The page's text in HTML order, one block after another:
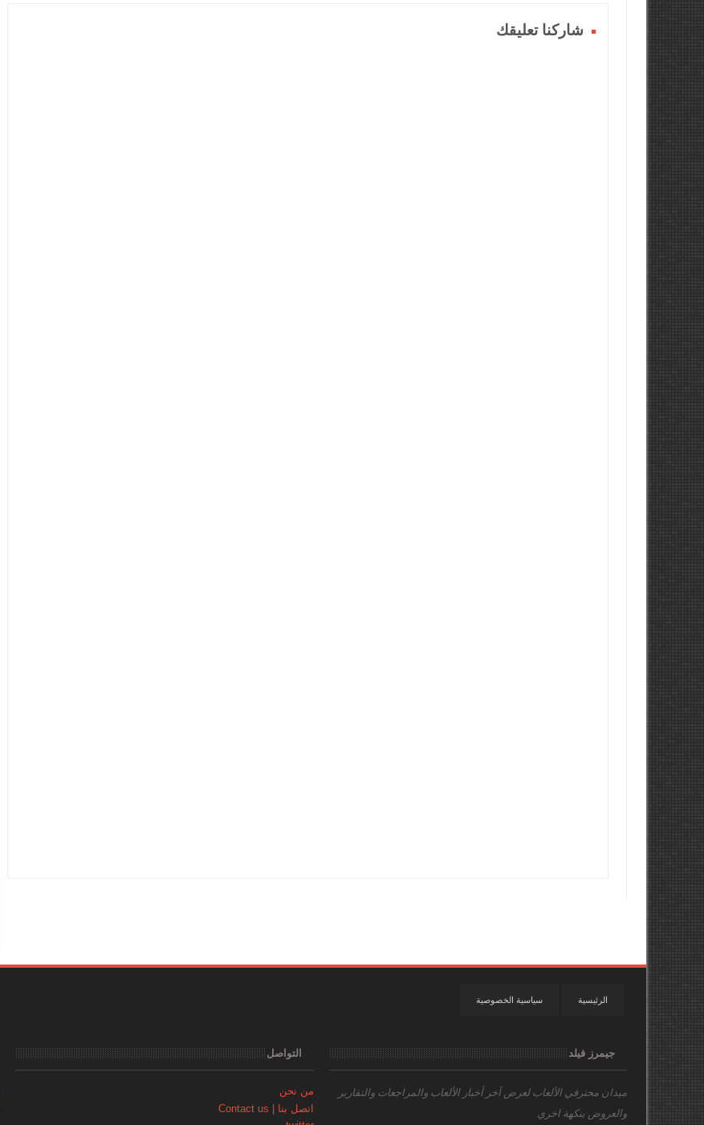
شاركنا تعليقك
سياسية الخصوصية الرئيسية
جيمرز فيلد
ميدان محترفي الألعابلعرض آخر أخبار الألعاب والمراجعات والتقارير
والعروض بنكهة اخري
التواصل
من نحن
اتصل بنا | Contact us